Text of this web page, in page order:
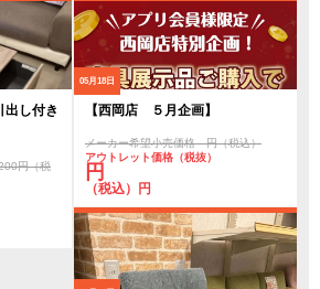
出し付き
円（税
05月18日
【西岡店 ５月企画】
メーカー希望小売価格 円（税込）
アウトレット価格（税抜）
円
（税込）円